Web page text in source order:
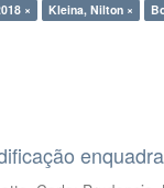
× Kleina, Nilton ×